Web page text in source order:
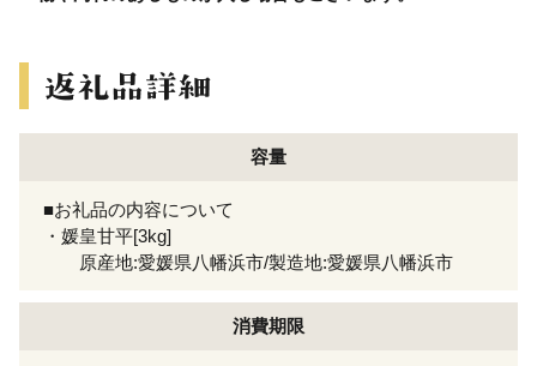
容量
■お礼品の内容について
・媛皇甘平[3kg]
原産地:愛媛県八幡浜市/製造地:愛媛県八幡浜市
消費期限